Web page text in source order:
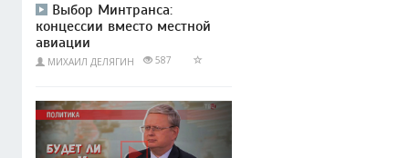
Выбор Минтранса:
концессии вместо местной
авиации
МИХАИЛ ДЕЛЯГИН 587